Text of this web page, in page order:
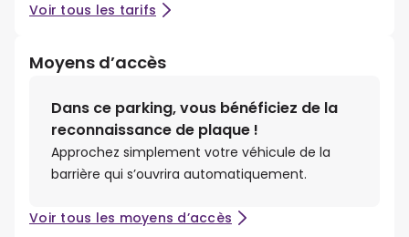
Voir tous les tarifs
Moyens d’accès
Dans ce parking, vous bénéficiez de la
reconnaissance de plaque !
Approchez simplement votre véhicule de la
barrière qui s’ouvrira automatiquement.
Voir tous les moyens d’accès